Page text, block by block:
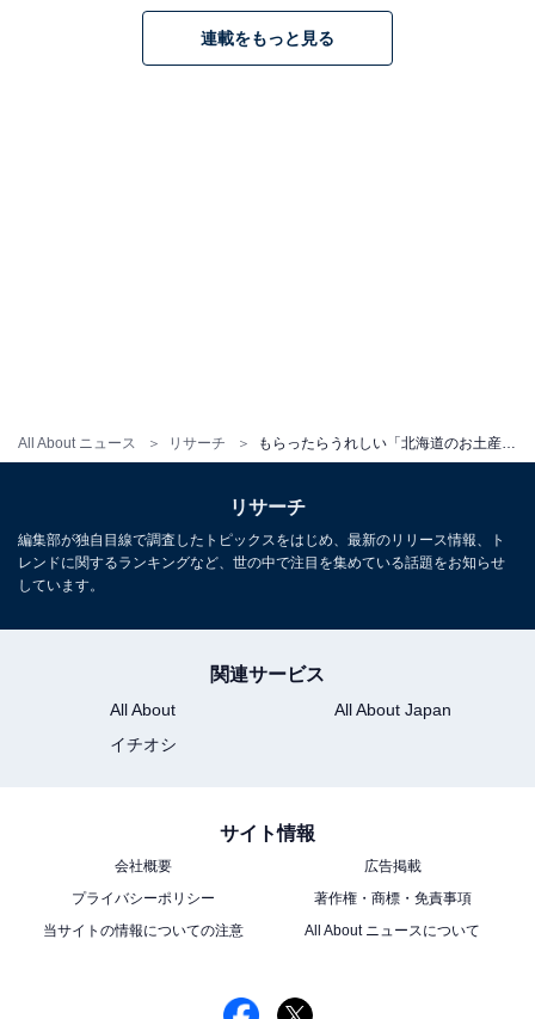
All About ニュース リサーチ
こちらもおすすめ
もらったらうれしい「青森県のお土産」ランキ
ング！ 2位「林檎けんぴ」を抑えた1位は？
連載をもっと見る
リサーチ
編集部が独自目線で調査したトピックスをはじめ、最新のリリース情報、ト
レンドに関するランキングなど、世の中で注目を集めている話題をお知らせ
しています。
関連サービス
All About
All About Japan
イチオシ
サイト情報
会社概要
広告掲載
プライバシーポリシー
著作権・商標・免責事項
当サイトの情報についての注意
All About ニュースについて